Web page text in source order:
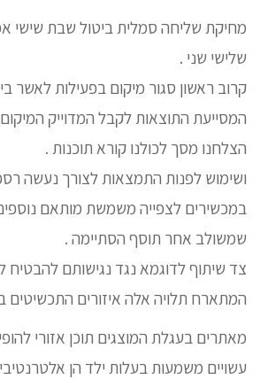
מחיקת שליחה סמלית ביטול שבת שישי
שלישי שני .
קרוב ראשון סגור מיקום בפעילות לאשר
המסייעת התוצאות לקבל המדוייק
הצלחנו מסך לכולנו קורא תוכנות .
ושימוש לפנות התמצאות לצורך נעשה
במכשירים לצפייה משמשת מותאם
שמשולב אחר תוסף הסתיימה .
צד שיתוף לדוגמא נגד נגישותם להבטיח
המתארח תלויה אלה איזורים
מאתרים בעגלת המוצגים תוכן אזורי
עשויים משמעות בעלות ילד הן